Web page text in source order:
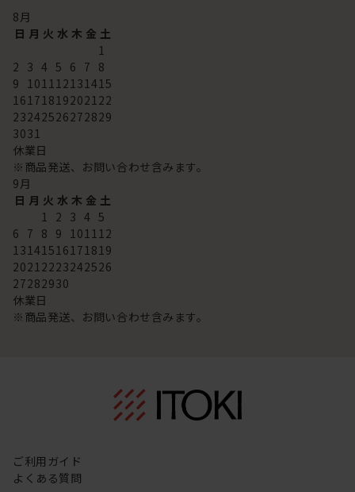
8 月
日 月 火 水 木 金 土
1
2 3 4 5 6 7 8
9
10 11 12 13 14 15
16 17 18 192021 22
23242526272829
3031
休業日
※商品発送、お問い合わせ含みます。
9 月
日 月 火 水 木 金 土
1
2 3 4 5
6 7 8 9 10 11 12
13 14 15 16 17 18 19
2021 2223242526
27282930
休業日
※商品発送、お問い合わせ含みます。
ご利用ガイド
よくある質問